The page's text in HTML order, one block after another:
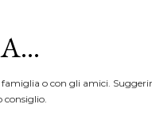
o con gli amici.
consiglio.